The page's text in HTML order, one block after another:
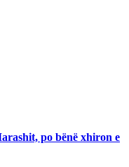
po bënë xhiron e